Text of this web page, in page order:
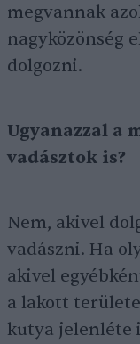
megvannak
nagyközönség
dolgozni.
Ugyanazzal a
vadásztok is?
Nem, akivel
vadászni. Ha
akivel
a lakott
kutya jelenléte